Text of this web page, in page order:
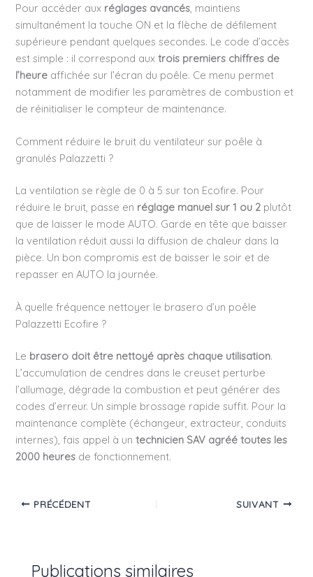
Pour accéder aux réglages avancés , maintiens
simultanément la touche ON et la flèche de défilement
supérieure pendant quelques secondes. Le code d’accès
est simple : il correspond auxtrois premiers chiffres de
l’heure affichée sur l’écran du poêle. Ce menu permet
notamment de modifier les paramètres de combustion et
de réinitialiser le compteur de maintenance.
Comment réduire le bruit du ventilateur sur poêle à
granulés Palazzetti ?
La ventilation se règle de 0 à 5 sur ton Ecofire. Pour
réduire le bruit, passe en réglage manuel sur 1 ou 2 plutôt
que de laisser le mode AUTO. Garde en tête que baisser
la ventilation réduit aussi la diffusion de chaleur dans la
pièce. Un bon compromis est de baisser le soir et de
repasser en AUTO la journée.
À quelle fréquence nettoyer le brasero d’un poêle
Palazzetti Ecofire ?
Le brasero doit être nettoyé après chaque utilisation.
L’accumulation de cendres dans le creuset perturbe
l’allumage, dégrade la combustion et peut générer des
codes d’erreur. Un simple brossage rapide suffit. Pour la
maintenance complète (échangeur, extracteur, conduits
internes), fais appel à untechnicien SAV agréé toutes les
2000 heures de fonctionnement.
PRÉCÉDENT SUIVANT
Publications similaires